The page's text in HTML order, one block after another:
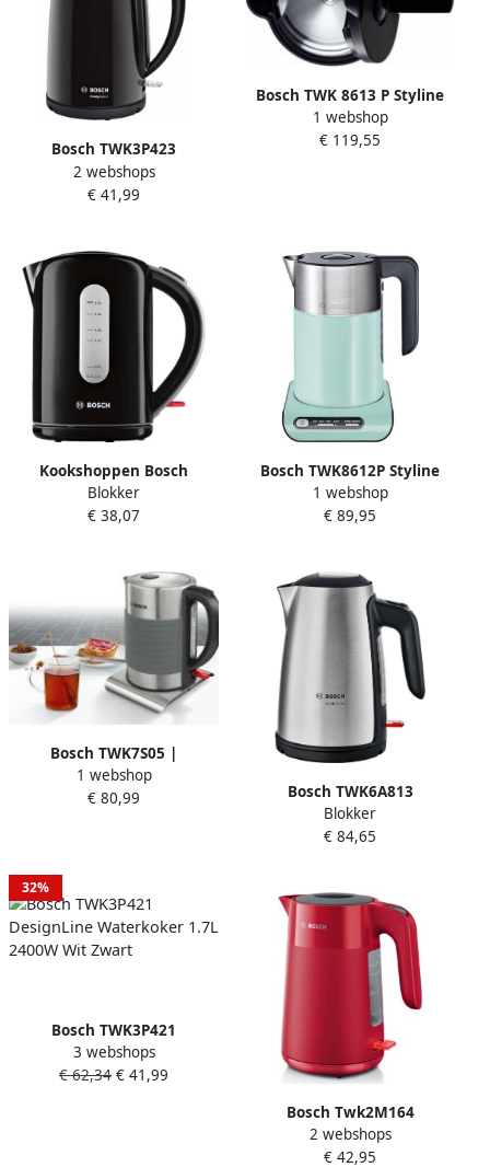
Bosch TWK3P423
DesignLine Waterkoker
Zwart
2 webshops
€ 41,99
Bosch TWK 8613 P Styline
(458073)
1 webshop
€ 119,55
Kookshoppen Bosch
Twk7603 Waterkoker Zwart
Blokker
€ 38,07
Bosch TWK8612P Styline
Waterkoker Groen ​
1 webshop
€ 89,95
Bosch TWK7S05 |
Waterkokers |
Keuken&Koken
1 webshop
€ 80,99
Bosch TWK6A813
ComfortLine Waterkoker
RVS Zilver
Blokker
€ 84,65
32%
Bosch TWK3P421
DesignLine Waterkoker 1.7L
2400W Wit Zwart
3 webshops
€ 62,34 € 41,99
Bosch Twk2M164
Mymoment Waterkoker
1.7L 2400W Rood
2 webshops
€ 42,95